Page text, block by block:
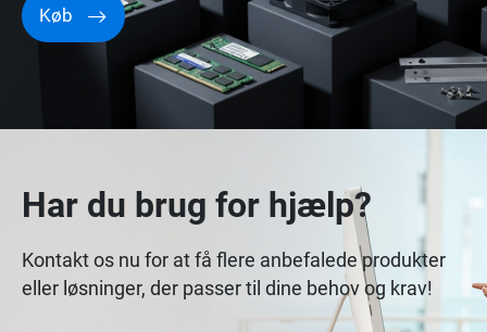
Køb
Har du brug for hjælp?
Kontakt os nu for at få flere anbefalede produkter
eller løsninger, der passer til dine behov og krav!